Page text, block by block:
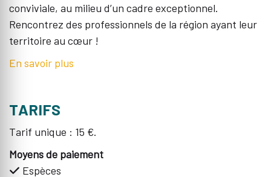
conviviale, au milieu d’un cadre exceptionnel.
Rencontrez des professionnels de la région ayant leur
territoire au cœur !
En savoir plus
TARIFS
Tarif unique : 15 €.
Moyens de paiement
Espèces